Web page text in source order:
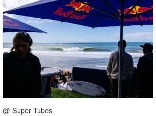
@ Super Tubos